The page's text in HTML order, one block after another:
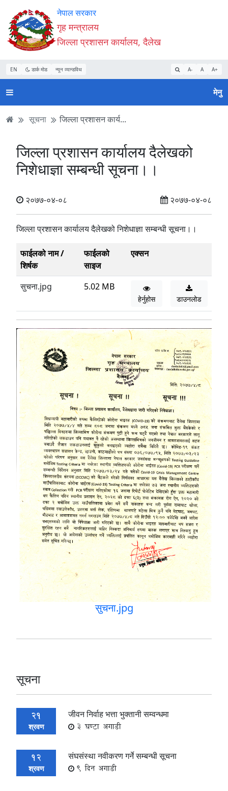
Accessibility
Mode
सुरु
गर्नुहोस्
सामाग्री
पढ्नुहाेस्
नेभिगेसन
पढ्नुहाेस्
वेबसाइट
खोजमा
जानुहोस्
नेपाल सरकार
गृह मन्त्रालय
जिल्ला प्रशासन कार्यालय, दैलेख
EN डार्क मोड न्यून व्यान्डविथ A- A A+
मेनु
सूचना जिल्ला प्रशासन कार्य...
जिल्ला प्रशासन कार्यालय दैलेखको
निशेधाज्ञा सम्बन्धी सूचना।।
२०७७-०४-०८ २०७७-०४-०८
जिल्ला प्रशासन कार्यालय दैलेखको निशेधाज्ञा सम्बन्धी सूचना।।
फाईलको नाम /
शिर्षक
फाईलको
साइज
एक्सन
सुचना.jpg 5.02 MB
हेर्नुहोस डाउनलोड
सुचना.jpg
सूचना
21
श्रवण
जीवन निर्वाह भत्ता भुक्तानी सम्वन्धमा
3 घण्टा अगाडी
12
श्रवण
संघसंस्था नवीकरण गर्ने सम्बन्धी सूचना
9 दिन अगाडी